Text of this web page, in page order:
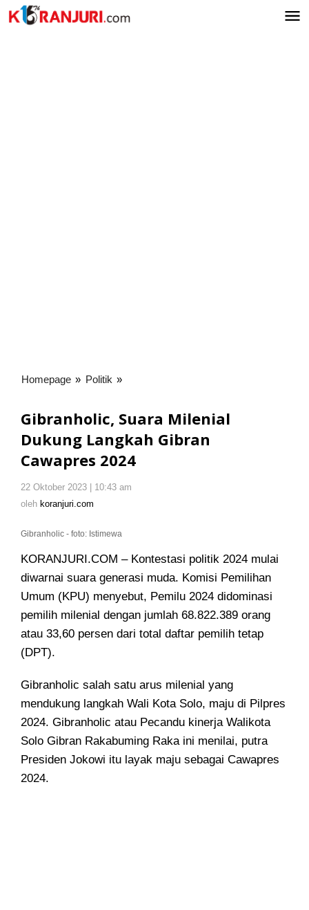
Lewati
ke
Homepage » Politik »
Dukung
Langkah
Gibran
2024
Gibranholic, Suara Milenial
Dukung Langkah Gibran
Cawapres 2024
22 Oktober 2023 | 10:43 am
oleh koranjuri.com
Gibranholic - foto: Istimewa
KORANJURI.COM – Kontestasi politik 2024 mulai
diwarnai suara generasi muda. Komisi Pemilihan
Umum (KPU) menyebut, Pemilu 2024 didominasi
pemilih milenial dengan jumlah 68.822.389 orang
atau 33,60 persen dari total daftar pemilih tetap
(DPT).
Gibranholic salah satu arus milenial yang
mendukung langkah Wali Kota Solo, maju di Pilpres
2024. Gibranholic atau Pecandu kinerja Walikota
Solo Gibran Rakabuming Raka ini menilai, putra
Presiden Jokowi itu layak maju sebagai Cawapres
2024.